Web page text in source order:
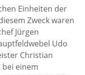
Einheiten der
Zweck waren
Jürgen
Udo
Christian
einem